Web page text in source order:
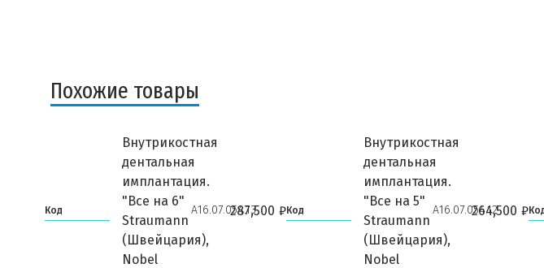
Похожие товары
Код А16.07.054.13
Внутрикостная
дентальная
имплантация.
"Все на 6"
Straumann
(Швейцария),
Nobel
287,500 ₽Код А16.07.054.12
Внутрикостная
дентальная
имплантация.
"Все на 5"
Straumann
(Швейцария),
Nobel
264,500 ₽